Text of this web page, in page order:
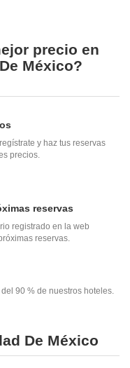
precio en
México?
y haz tus reservas
precios.
reservas
registrado en la web
reservas.
90 % de nuestros hoteles.
De México